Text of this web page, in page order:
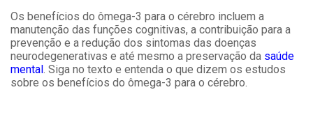
Os benefícios do ômega-3 para o cérebro incluem a
manutenção das funções cognitivas, a contribuição para a
prevenção e a redução dos sintomas das doenças
neurodegenerativas e até mesmo a preservação da saúde
mental. Siga no texto e entenda o que dizem os estudos
sobre os benefícios do ômega-3 para o cérebro.